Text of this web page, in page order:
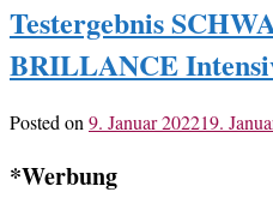
Testergebnis
BRILLANCE
Posted on9. Januar 202219.
*Werbung